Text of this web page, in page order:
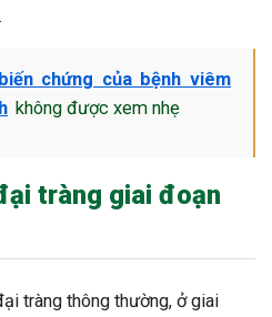
chứng của bệnh viêm
không được xem nhẹ
tràng giai đoạn
tràng thông thường, ở giai